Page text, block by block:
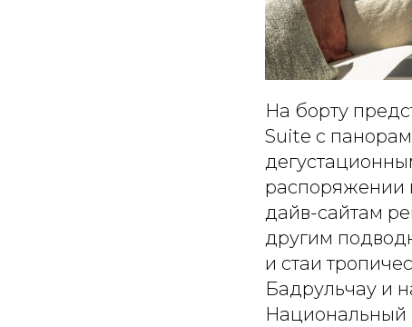
На борту
Suite с
распоряжении
дайв-сайтам
другим
и стаи
Бадрульчау и
Национальный